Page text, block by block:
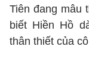
Tiên đang mâu
biết Hiền Hồ
thân thiết của